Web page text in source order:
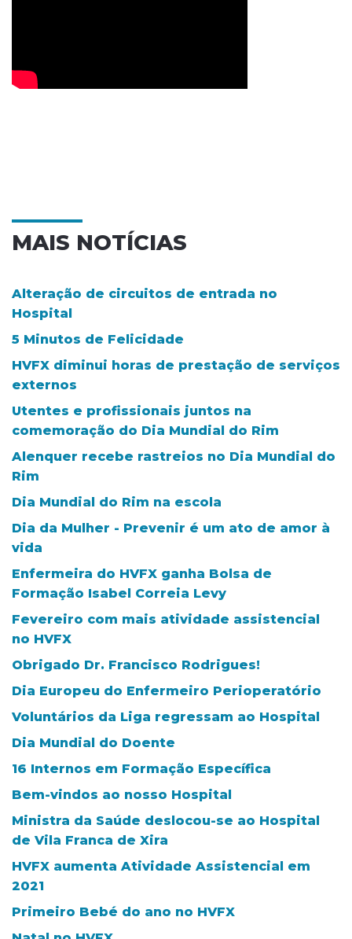
MAIS NOTÍCIAS
Alteração de circuitos de entrada no
Hospital
5 Minutos de Felicidade
HVFX diminui horas de prestação de serviços
externos
Utentes e profissionais juntos na
comemoração do Dia Mundial do Rim
Alenquer recebe rastreios no Dia Mundial do
Rim
Dia Mundial do Rim na escola
Dia da Mulher - Prevenir é um ato de amor à
vida
Enfermeira do HVFX ganha Bolsa de
Formação Isabel Correia Levy
Fevereiro com mais atividade assistencial
no HVFX
Obrigado Dr. Francisco Rodrigues!
Dia Europeu do Enfermeiro Perioperatório
Voluntários da Liga regressam ao Hospital
Dia Mundial do Doente
16 Internos em Formação Específica
Bem-vindos ao nosso Hospital
Ministra da Saúde deslocou-se ao Hospital
de Vila Franca de Xira
HVFX aumenta Atividade Assistencial em
2021
Primeiro Bebé do ano no HVFX